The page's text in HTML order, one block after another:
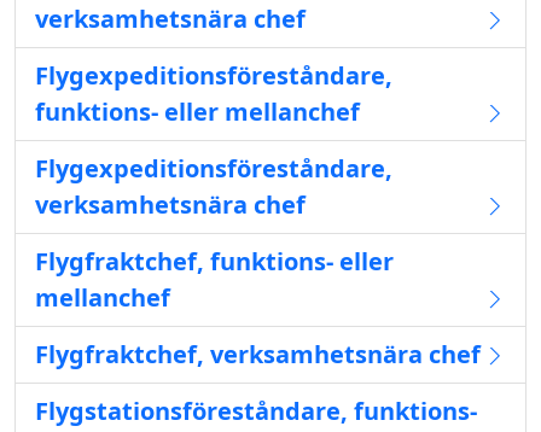
verksamhetsnära chef
Flygexpeditionsföreståndare,
funktions- eller mellanchef
Flygexpeditionsföreståndare,
verksamhetsnära chef
Flygfraktchef, funktions- eller
mellanchef
Flygfraktchef, verksamhetsnära chef
Flygstationsföreståndare, funktions-